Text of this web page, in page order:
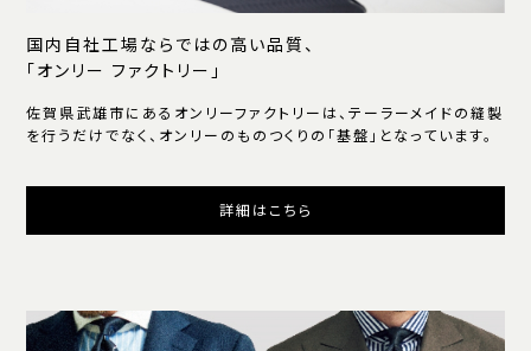
国内自社工場ならではの高い品質、
「オンリー ファクトリー」
佐賀県武雄市にあるオンリーファクトリーは、テーラーメイドの縫製
を行うだけでなく、オンリーのものつくりの「基盤」となっています。
詳細はこちら